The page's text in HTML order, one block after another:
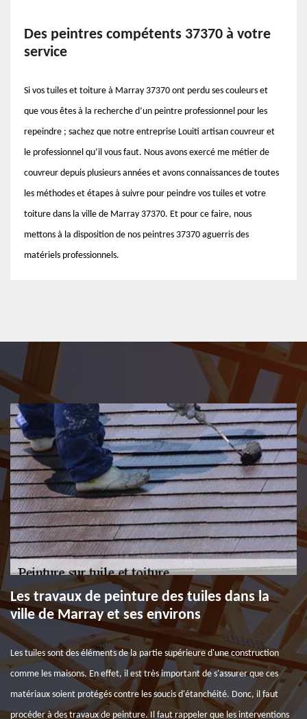
Des peintres compétents 37370 à votre
service
Si vos tuiles et toiture à Marray 37370 ont perdu ses couleurs et
que vous êtes à la recherche d’un peintre professionnel pour les
repeindre ; sachez que notre entreprise Louiti artisan couvreur et
le professionnel qu’il vous faut. Nous avons exercé me métier de
couvreur depuis plusieurs années et avons connaissances de toutes
les méthodes et étapes à suivre pour peindre vos tuiles et votre
toiture dans la ville de Marray 37370. Et pour ce faire, nous
mettons à la disposition de nos peintres 37370 aguerris des
matériels professionnels.
Les travaux de peinture des tuiles dans la
ville de Marray et ses environs
Les tuiles sont des éléments de la partie supérieure d'une construction
comme les maisons. En effet, il est très important de s'assurer que ces
matériaux soient protégés contre les soucis d'étanchéité. Donc, il faut
procéder à des travaux de peinture. Il faut rappeler que les interventions